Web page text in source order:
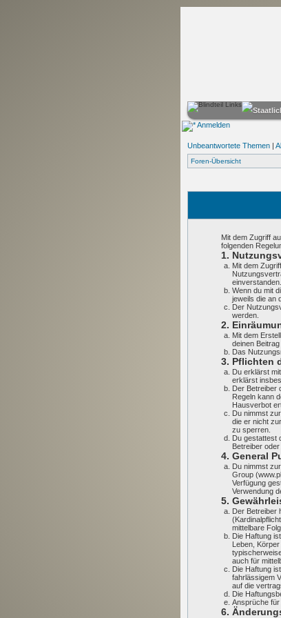
Anmelden
Unbeantwortete Themen |
Foren-Übersicht
Mit dem Zugriff
folgenden
1.
Mit dem
einverstanden.
Wenn du mit
jeweils die an
Der
werden.
2.
Mit dem
deinen
Das
3. Pflichten
Du erklärst
erklärst
Der Betreiber
Regeln kann
Hausverbot
Du nimmst
die er nicht
zu sperren.
Du gestattest
Betreiber
4. General
Du nimmst
Group
Verfügung
Verwendung
5.
Der Betreiber
mittelbare
Die Haftung
Leben,
auch für
Die Haftung
fahrlässigem
auf die
Die
Ansprüche für
6.